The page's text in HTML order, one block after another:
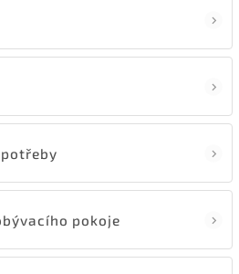
pokoje